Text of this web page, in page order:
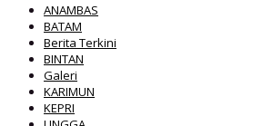
ANAMBAS
BATAM
Berita Terkini
BINTAN
Galeri
KARIMUN
KEPRI